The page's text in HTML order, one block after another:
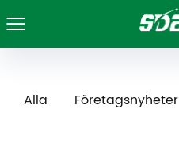
Alla Företagsnyheter